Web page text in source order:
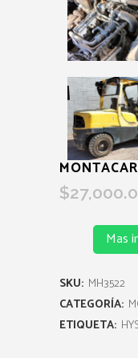
$
Mas
SKU: MH3522
CATEGORÍA:
ETIQUETA: